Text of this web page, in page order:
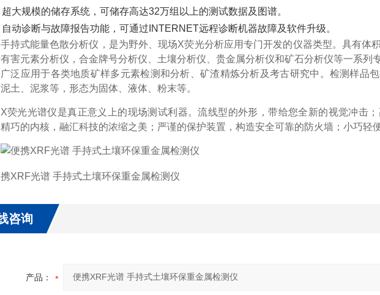
大规模的储存系统，可储存高达32万组以上的测试数据及图谱。
自动诊断与故障报告功能，可通过INTERNET远程诊断机器故障及软件升级。
手持式能量色散分析仪，是为野外、现场X荧光分析应用专门开发的仪器类型。具有体
害元素分析仪，合金牌号分析仪、土壤分析仪、贵金属分析仪和矿石分析仪等一系列
泛应用于各类地质矿样多元素检测和分析、矿渣精炼分析及考古研究中。检测样品
土、泥浆等，形态为固体、液体、粉末等。
X荧光光谱仪是真正意义上的现场测试利器。流线型的外形，带给您全新的视觉冲击
巧的内核，融汇科技的浓缩之美；严谨的保护装置，构造安全可靠的防火墙；小巧轻
咨询
产品：